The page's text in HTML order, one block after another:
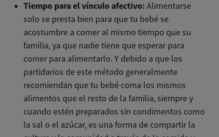
Tiempo para el vínculo afectivo: Alimentarse
solo se presta bien para que tu bebé se
acostumbre a comer al mismo tiempo que su
familia, ya que nadie tiene que esperar para
comer para alimentarlo. Y debido a que los
partidarios de este método generalmente
recomiendan que tu bebé coma los mismos
alimentos que el resto de la familia, siempre y
cuando estén preparados sin condimentos como
la sal o el azúcar, es una forma de compartir la